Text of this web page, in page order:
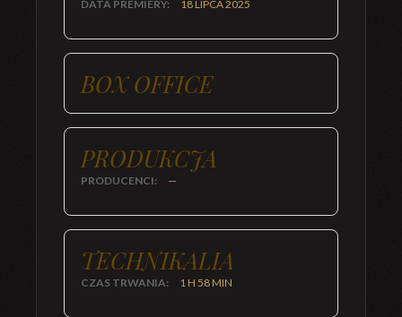
DATA PREMIERY: 18 LIPCA 2025
BOX OFFICE
PRODUKCJA
PRODUCENCI: —
TECHNIKALIA
CZAS TRWANIA: 1 H 58 MIN